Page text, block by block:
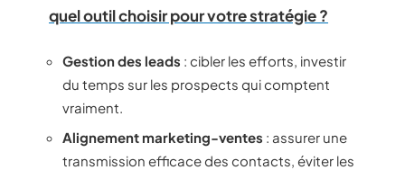
quel outil choisir pour votre stratégie ?
Gestion des leads : cibler les efforts, investir
du temps sur les prospects qui comptent
vraiment.
Alignement marketing-ventes : assurer une
transmission efficace des contacts, éviter les